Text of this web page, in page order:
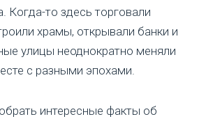
Когда-то здесь торговали
храмы, открывали банки и
улицы неоднократно меняли
с разными эпохами.
интересные факты об